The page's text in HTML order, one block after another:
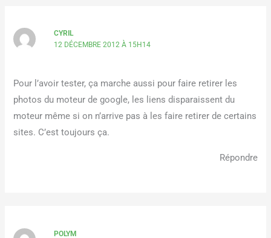
CYRIL
12 DÉCEMBRE 2012 À 15H14
Pour l’avoir tester, ça marche aussi pour faire retirer les
photos du moteur de google, les liens disparaissent du
moteur même si on n’arrive pas à les faire retirer de certains
sites. C’est toujours ça.
Répondre
POLYM